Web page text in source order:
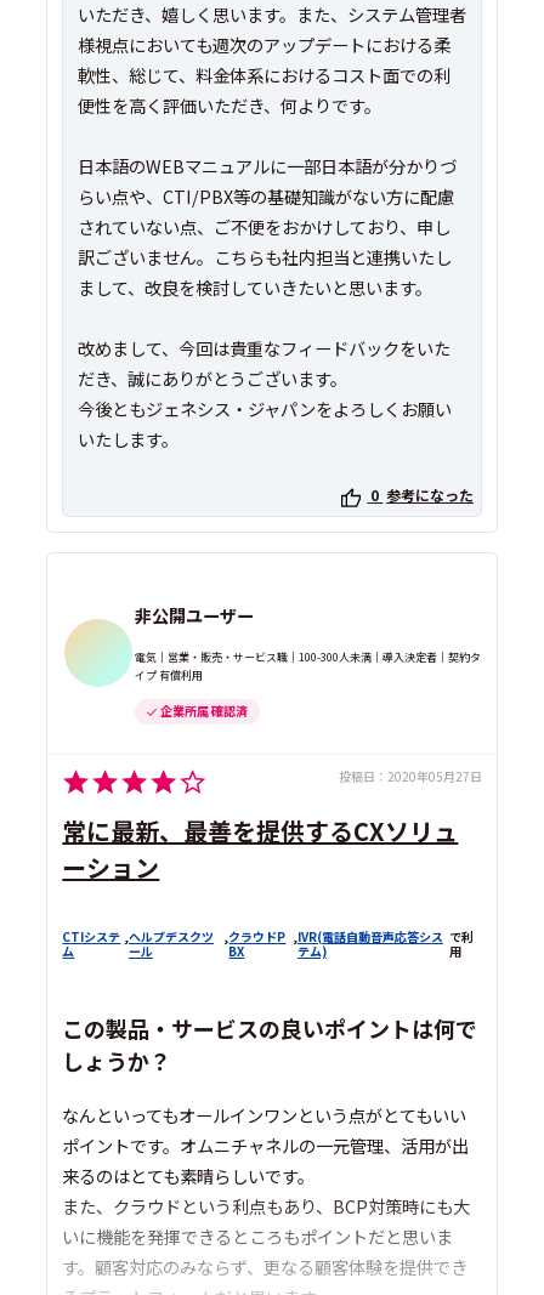
いただき、嬉しく思います。また、システム管理者
様視点においても週次のアップデートにおける柔
軟性、総じて、料金体系におけるコスト面での利
便性を高く評価いただき、何よりです。
日本語のWEBマニュアルに一部日本語が分かりづ
らい点や、CTI/PBX等の基礎知識がない方に配慮
されていない点、ご不便をおかけしており、申し
訳ございません。こちらも社内担当と連携いたし
まして、改良を検討していきたいと思います。
改めまして、今回は貴重なフィードバックをいた
だき、誠にありがとうございます。
今後ともジェネシス・ジャパンをよろしくお願い
0 参考になった
非公開ユーザー
電気｜営業・販売・サービス職｜100-300人未満｜導入決定者｜契約タ
イプ 有償利用
企業所属 確認済
投稿日： 2020年05月27日
常に最新、最善を提供するCXソリュ
ーション
CTIシステ
ム
,ヘルプデスクツ
ール
,クラウドP
BX
,IVR(電話自動音声応答シス
テム)
で利
用
この製品・サービスの良いポイントは何で
しょうか？
なんといってもオールインワンという点がとてもいい
ポイントです。オムニチャネルの一元管理、活用が出
来るのはとても素晴らしいです。
また、クラウドという利点もあり、BCP対策時にも大
いに機能を発揮できるところもポイントだと思いま
す。顧客対応のみならず、更なる顧客体験を提供でき